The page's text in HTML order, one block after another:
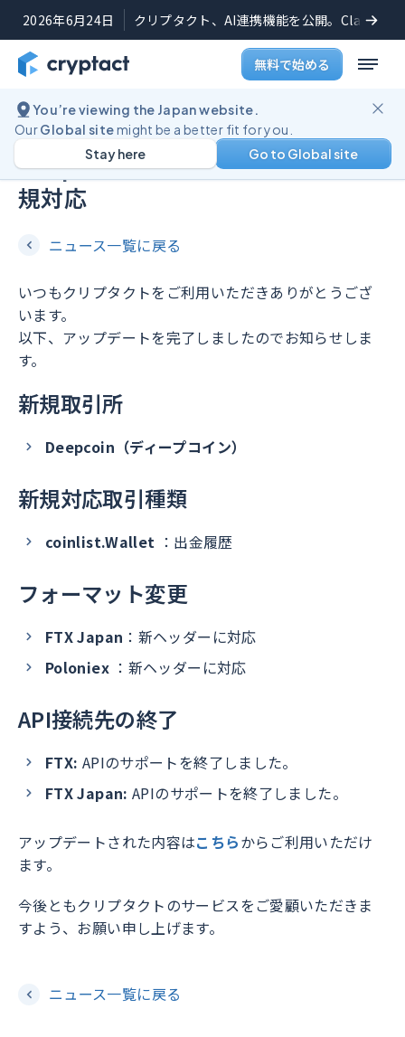
2026年6月24日 クリプタクト、AI連携機能を公開。Claude
無料で始める
You’re viewing the Japan website.
OurGlobal sitemight be a better fit for you.
Go to Global site
Stay here
機能アップデート
Deepcoin（ディープコイン）に新
規対応
ニュース一覧に戻る
いつもクリプタクトをご利用いただきありがとうござ
います。
以下、アップデートを完了しましたのでお知らせしま
す。
新規取引所
Deepcoin（ディープコイン）
新規対応取引種類
coinlist.Wallet ：出金履歴
フォーマット変更
FTX Japan ：新ヘッダーに対応
Poloniex ：新ヘッダーに対応
API接続先の終了
FTX: APIのサポートを終了しました。
FTX Japan: APIのサポートを終了しました。
アップデートされた内容はこちらからご利用いただけ
ます。
今後ともクリプタクトのサービスをご愛顧いただきま
すよう、お願い申し上げます。
ニュース一覧に戻る